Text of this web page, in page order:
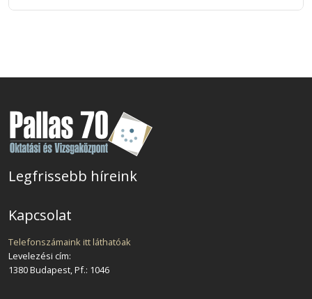
Legfrissebb híreink
Kapcsolat
Telefonszámaink itt láthatóak
Levelezési cím:
1380 Budapest, Pf.: 1046